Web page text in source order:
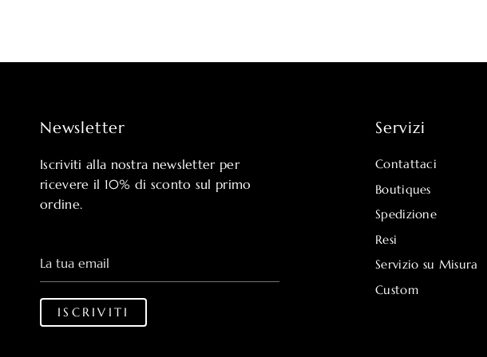
Newsletter
Iscriviti alla nostra newsletter per
ricevere il 10% di sconto sul primo
ordine.
La tua email
ISCRIVITI
Servizi
Contattaci
Boutiques
Spedizione
Resi
Servizio su Misura
Custom